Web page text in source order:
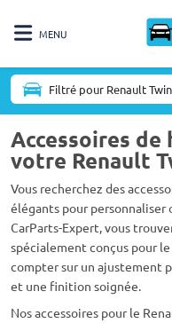
MENU
Filtré pour Renault
Accessoires
votre Renault
Vous recherchez des
élégants pour personnaliser
CarParts-Expert, vous
spécialement conçus pour
compter sur un ajustement
et une finition soignée.
Nos accessoires pour le